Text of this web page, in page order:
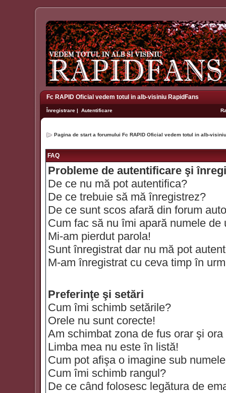
Fc RAPID Oficial vedem totul in alb-visiniu RapidFans
Înregistrare | Autentificare
Pagina de start a forumului Fc RAPID Oficial vedem totul in alb-
FAQ
Probleme de autentificare şi
De ce nu mă pot autentifica?
De ce trebuie să mă înregistrez?
De ce sunt scos afară din forum
Cum fac să nu îmi apară numele
Mi-am pierdut parola!
Sunt înregistrat dar nu mă pot
M-am înregistrat cu ceva timp în
Preferinţe şi setări
Cum îmi schimb setările?
Orele nu sunt corecte!
Am schimbat zona de fus orar şi
Limba mea nu este în listă!
Cum pot afişa o imagine sub
Cum îmi schimb rangul?
De ce când folosesc legătura de